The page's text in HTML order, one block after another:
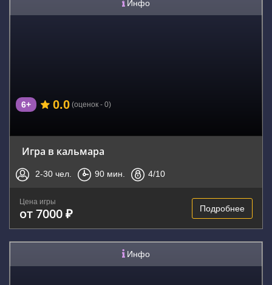
Инфо
6+ 0.0 (оценок - 0)
Игра в кальмара
2-30 чел. 90 мин. 4/10
Цена игры
от 7000 ₽ Подробнее
Инфо